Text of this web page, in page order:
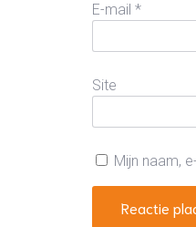
E-mail *
Site
Mijn naam,